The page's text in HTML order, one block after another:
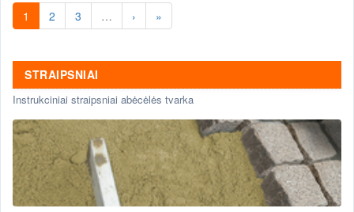
Vilniuje. Stogų remonto darbai, stogo
renovacija Vilniuje.
1 2 3 … › »
STRAIPSNIAI
Instrukciniai straipsniai abėcėlės tvarka